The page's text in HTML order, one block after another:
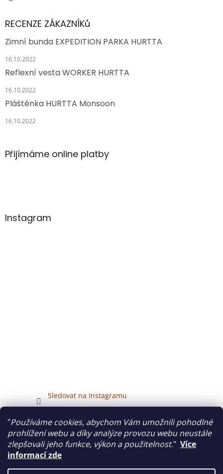
"Používáme cookies, abychom Vám umožnili pohodlné
prohlížení webu a díky analýze provozu webu neustále
zlepšovali jeho funkce, výkon a použitelnost." Více
informací zde
RECENZE ZÁKAZNÍKů
Zimní bunda EXPEDITION PARKA HURTTA
16.10.2022
Reflexní vesta WORKER HURTTA
16.10.2022
Pláštěnka HURTTA Monsoon
16.10.2022
Přijímáme online platby
Instagram
Sledovat na Instagramu
Veškerý obsah tohoto webu je chráněn autorským právem.